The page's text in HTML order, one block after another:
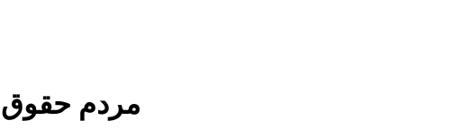
مردم حقوق